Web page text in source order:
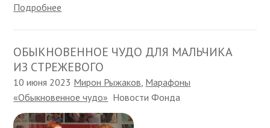
Подробнее
ОБЫКНОВЕННОЕ ЧУДО ДЛЯ МАЛЬЧИКА
ИЗ СТРЕЖЕВОГО
10 июня 2023 Мирон Рыжаков Марафоны
«Обыкновенное чудо» Новости Фонда